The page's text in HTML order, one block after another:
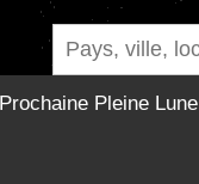
Prochaine Pleine Lune